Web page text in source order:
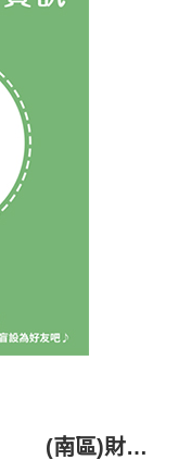
(南區)財團法人愛盲基金會 115年度高雄木工班